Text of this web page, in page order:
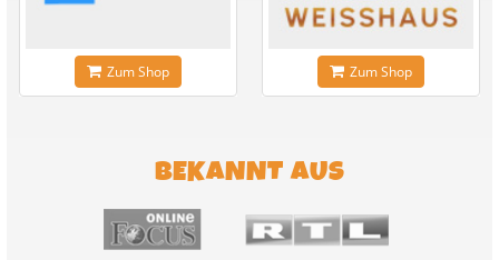
Zum Shop Zum Shop
BEKANNT AUS